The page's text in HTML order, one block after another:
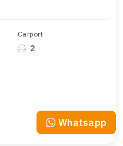
Carport
2
Whatsapp